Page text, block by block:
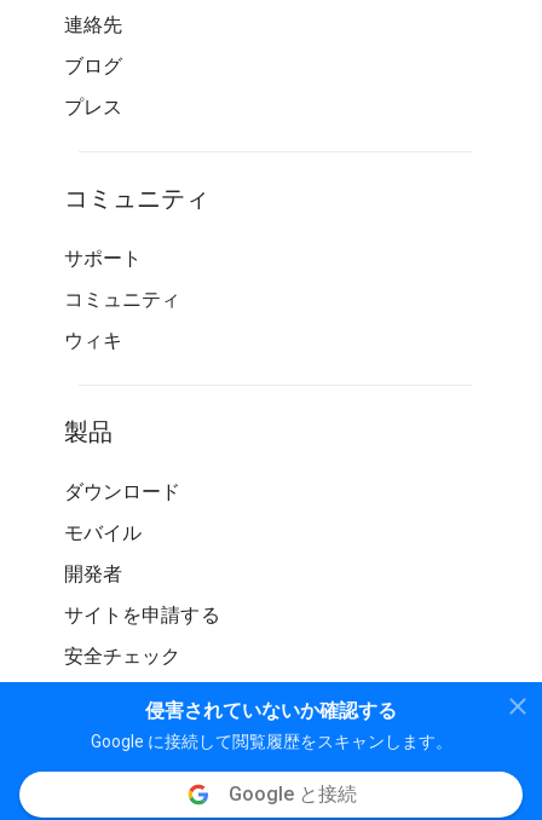
侵害されていないか確認する
Google に接続して閲覧履歴をスキャンします。
Google と接続
連絡先
ブログ
プレス
コミュニティ
サポート
コミュニティ
ウィキ
製品
ダウンロード
モバイル
開発者
サイトを申請する
安全チェック
© WOT サービス LP。 無断転載を禁じます